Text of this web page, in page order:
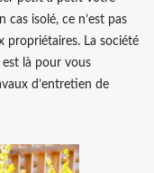
cas isolé, ce n’est pas
propriétaires. La société
est là pour vous
d’entretien de